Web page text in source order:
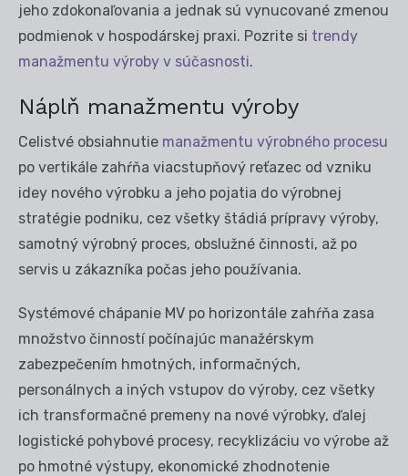
jeho zdokonaľovania a jednak sú vynucované zmenou
podmienok v hospodárskej praxi. Pozrite si trendy
manažmentu výroby v súčasnosti.
Náplň manažmentu výroby
Celistvé obsiahnutie manažmentu výrobného procesu
po vertikále zahŕňa viacstupňový reťazec od vzniku
idey nového výrobku a jeho pojatia do výrobnej
stratégie podniku, cez všetky štádiá prípravy výroby,
samotný výrobný proces, obslužné činnosti, až po
servis u zákazníka počas jeho používania.
Systémové chápanie MV po horizontále zahŕňa zasa
množstvo činností počínajúc manažérskym
zabezpečením hmotných, informačných,
personálnych a iných vstupov do výroby, cez všetky
ich transformačné premeny na nové výrobky, ďalej
logistické pohybové procesy, recyklizáciu vo výrobe až
po hmotné výstupy, ekonomické zhodnotenie